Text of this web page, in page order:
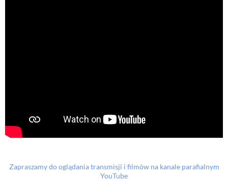
Zapraszamy do oglądania transmisji i filmów na kanale parafialnym
YouTube